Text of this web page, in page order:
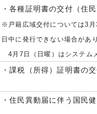
・各種証明書の交付（住
※戸籍広域交付については3
日中に発行できない場合があ
4月7日（日曜）はシステム
・課税（所得）証明書の
・住民異動届に伴う国民